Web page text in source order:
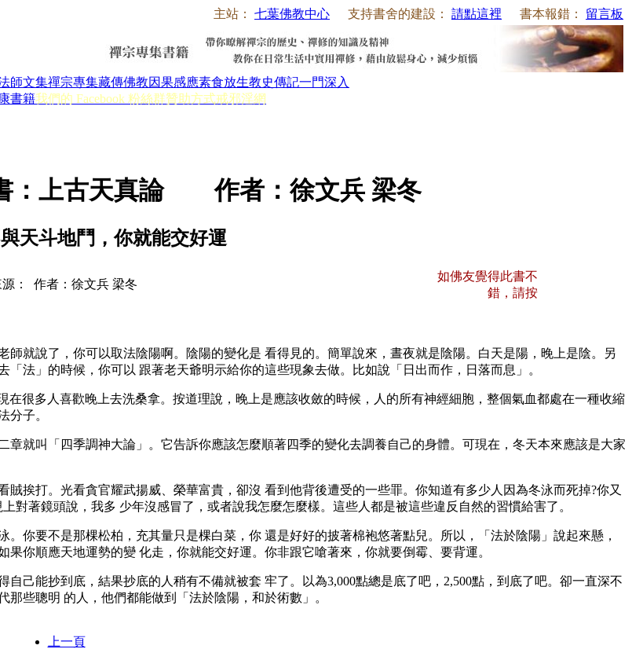
主站： 七葉佛教中心 支持書舍的建設： 請點這裡 書本報錯： 留言板
師文集禪宗專集藏傳佛教因果感應素食放生教史傳記一門深入
書籍我們的 Facebook 粉絲群贊助方式戒邪淫網
：上古天真論 作者：徐文兵 梁冬
天斗地鬥，你就能交好運
源： 作者：徐文兵 梁冬
如佛友覺得此書不
錯，請按
說了，你可以取法陰陽啊。陰陽的變化是 看得見的。簡單說來，晝夜就是陰陽。白天是陽，晚上是陰。另
法」的時候，你可以 跟著老天爺明示給你的這些現象去做。比如說「日出而作，日落而息」。
多人喜歡晚上去洗桑拿。按道理說，晚上是應該收斂的時候，人的所有神經細胞，整個氣血都處在一種收縮
分子。
叫「四季調神大論」。它告訴你應該怎麼順著四季的變化去調養自己的身體。可現在，冬天本來應該是大家
打。光看貪官耀武揚威、榮華富貴，卻沒 看到他背後遭受的一些罪。你知道有多少人因為冬泳而死掉?你又
對著鏡頭說，我多 少年沒感冒了，或者說我怎麼怎麼樣。這些人都是被這些違反自然的習慣給害了。
要不是那棵松柏，充其量只是棵白菜，你 還是好好的披著棉袍悠著點兒。所以，「法於陰陽」說起來懸，
你順應天地運勢的變 化走，你就能交好運。你非跟它嗆著來，你就要倒霉、要背運。
能抄到底，結果抄底的人稍有不備就被套 牢了。以為3,000點總是底了吧，2,500點，到底了吧。卻一直深不
些聰明 的人，他們都能做到「法於陰陽，和於術數」。
上一頁